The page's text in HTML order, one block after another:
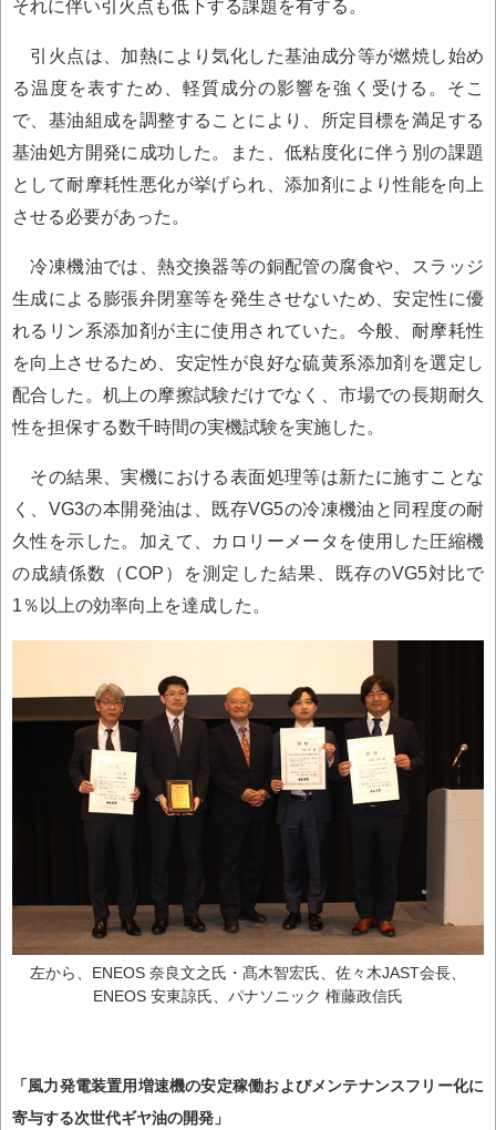
それに伴い引火点も低下する課題を有する。
引火点は、加熱により気化した基油成分等が燃焼し始め
る温度を表すため、軽質成分の影響を強く受ける。そこ
で、基油組成を調整することにより、所定目標を満足する
基油処方開発に成功した。また、低粘度化に伴う別の課題
として耐摩耗性悪化が挙げられ、添加剤により性能を向上
させる必要があった。
冷凍機油では、熱交換器等の銅配管の腐食や、スラッジ
生成による膨張弁閉塞等を発生させないため、安定性に優
れるリン系添加剤が主に使用されていた。今般、耐摩耗性
を向上させるため、安定性が良好な硫黄系添加剤を選定し
配合した。机上の摩擦試験だけでなく、市場での長期耐久
性を担保する数千時間の実機試験を実施した。
その結果、実機における表面処理等は新たに施すことな
く、VG3の本開発油は、既存VG5の冷凍機油と同程度の耐
久性を示した。加えて、カロリーメータを使用した圧縮機
の成績係数（COP）を測定した結果、既存のVG5対比で
1％以上の効率向上を達成した。
左から、ENEOS 奈良文之氏・髙木智宏氏、佐々木JAST会長、
ENEOS 安東諒氏、パナソニック 権藤政信氏
「風力発電装置用増速機の安定稼働およびメンテナンスフリー化に
寄与する次世代ギヤ油の開発」